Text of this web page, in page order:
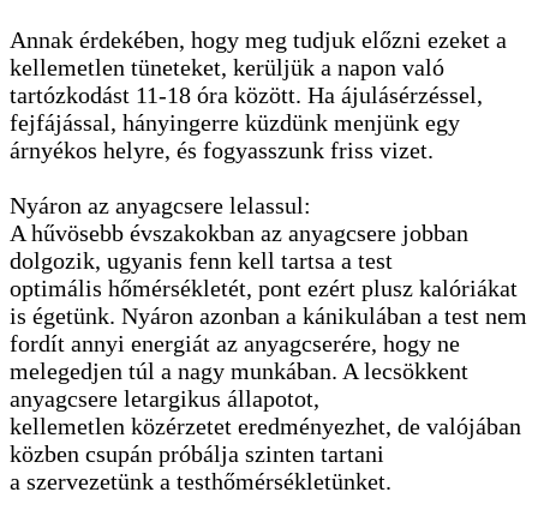
Annak érdekében, hogy meg tudjuk előzni ezeket a
kellemetlen tüneteket, kerüljük a napon való
tartózkodást 11-18 óra között. Ha ájulásérzéssel,
fejfájással, hányingerre küzdünk menjünk egy
árnyékos helyre, és fogyasszunk friss vizet.
Nyáron az anyagcsere lelassul:
A hűvösebb évszakokban az anyagcsere jobban
dolgozik, ugyanis fenn kell tartsa a test
optimális hőmérsékletét, pont ezért plusz kalóriákat
is égetünk. Nyáron azonban a kánikulában a test nem
fordít annyi energiát az anyagcserére, hogy ne
melegedjen túl a nagy munkában. A lecsökkent
anyagcsere letargikus állapotot,
kellemetlen közérzetet eredményezhet, de valójában
közben csupán próbálja szinten tartani
a szervezetünk a testhőmérsékletünket.